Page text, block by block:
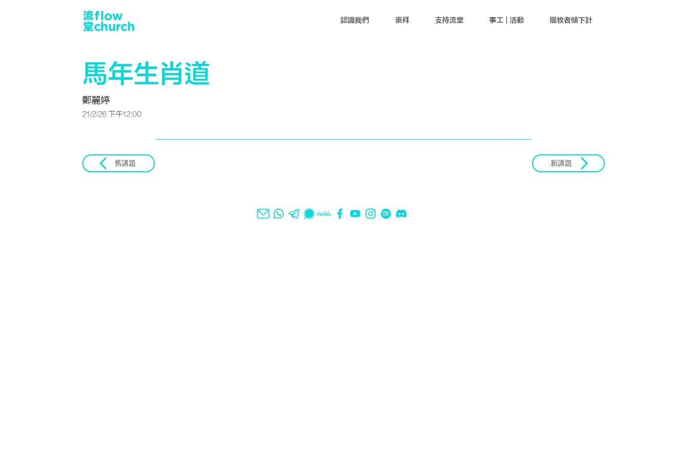
認識我們 崇拜 支持流堂 事工 | 活動 搵牧者傾下計
馬年生肖道
鄭麗婷
21/2/26 下午12:00
舊講題 新講題